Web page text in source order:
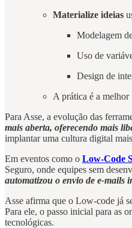
Materialize ideias
Modelagem
Uso de
Design de
A prática é a melhor
Para Asse, a evolução das
mais aberta, oferecendo mais
implantar uma cultura digital
Em eventos como o Low-Code
Seguro, onde equipes sem
automatizou o envio de e-mails
Asse afirma que o Low-code já
Para ele, o passo inicial para as
tecnológicas.